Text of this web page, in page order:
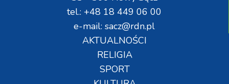
tel.: +48 18 449 06 00
e-mail: sacz@rdn.pl
AKTUALNOŚCI
RELIGIA
SPORT